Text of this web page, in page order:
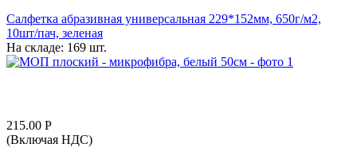
Салфетка абразивная универсальная 229*152мм, 650г/м2,
10шт/пач, зеленая
На складе: 169 шт.
215.00 Р
(Включая НДС)